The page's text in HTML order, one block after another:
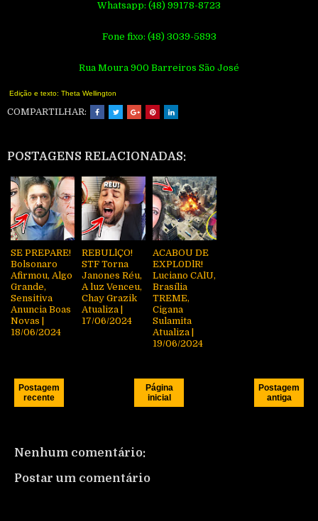
Whatsapp: (48) 99178-8723
Fone fixo: (48) 3039-5893
Rua Moura 900 Barreiros São José
Edição e texto: Theta Wellington
COMPARTILHAR:
POSTAGENS RELACIONADAS:
SE PREPARE!
Bolsonaro
Afirmou, Algo
Grande,
Sensitiva
Anuncia Boas
Novas |
18/06/2024
REBULlÇO!
STF Torna
Janones Réu,
A luz Venceu,
Chay Grazik
Atualiza |
17/06/2024
ACABOU DE
EXPL0DlR!
Luciano CAlU,
Brasília
TREME,
Cigana
Sulamita
Atualiza |
19/06/2024
Postagem
recente
Postagem
antiga
Página
inicial
Nenhum comentário:
Postar um comentário